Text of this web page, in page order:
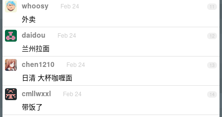
11
whoosy Feb 24
外卖
12
daidou Feb 24
兰州拉面
13
chen1210 Feb 24
日清 大杯咖喱面
14
cmllwxxl Feb 24
带饭了